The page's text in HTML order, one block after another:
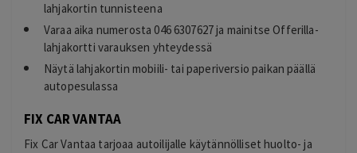
lahjakortin tunnisteena
Varaa aika numerosta 046 6307627 ja mainitse Offerilla-
lahjakortti varauksen yhteydessä
Näytä lahjakortin mobiili- tai paperiversio paikan päällä
autopesulassa
FIX CAR VANTAA
Fix Car Vantaa tarjoaa autoilijalle käytännölliset huolto- ja